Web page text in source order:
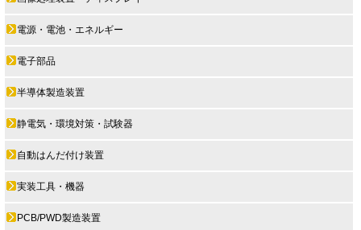
電源・電池・エネルギー
電子部品
半導体製造装置
静電気・環境対策・試験器
自動はんだ付け装置
実装工具・機器
PCB/PWD製造装置